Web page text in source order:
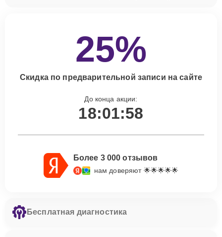
25%
Скидка по предварительной записи на сайте
До конца акции:
18:01:57
Более 3 000 отзывов
нам доверяют 🌟🌟🌟🌟🌟
Бесплатная диагностика